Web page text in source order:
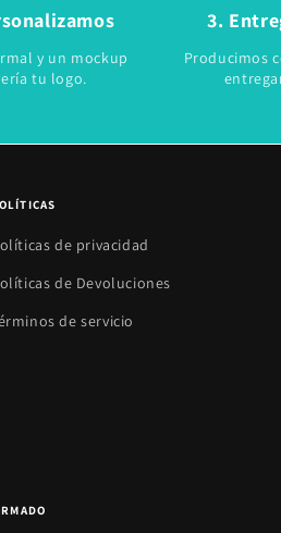
y un mockup
tu logo.
3.
Producimos
de privacidad
de Devoluciones
de servicio